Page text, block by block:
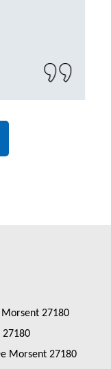
est
propre.
pas
27180
27180
Morsent 27180